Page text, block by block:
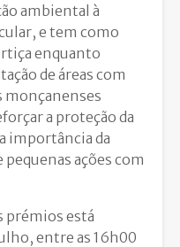
ambiental à
e tem como
enquanto
de áreas com
monçanenses
a proteção da
importância da
ações com
prémios está
entre as 16h00